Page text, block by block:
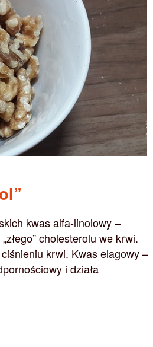
kwas alfa-linolowy –
cholesterolu we krwi.
krwi. Kwas elagowy –
i działa